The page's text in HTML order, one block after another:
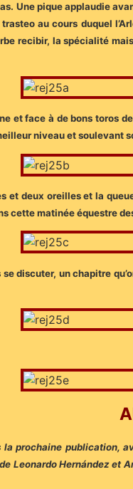
Une pique applaudie
trasteo au cours duquel
recibir, la spécialité
et face à de bons toros
niveau et soulevant
et deux oreilles et la
cette matinée équestre
discuter, un chapitre
prochaine publication,
Leonardo Hernández et